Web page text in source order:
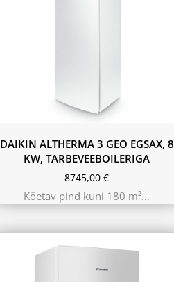
DAIKIN ALTHERMA 3 GEO EGSAX, 8
KW, TARBEVEEBOILERIGA
8745,00€
Köetav pind kuni 180 m²…